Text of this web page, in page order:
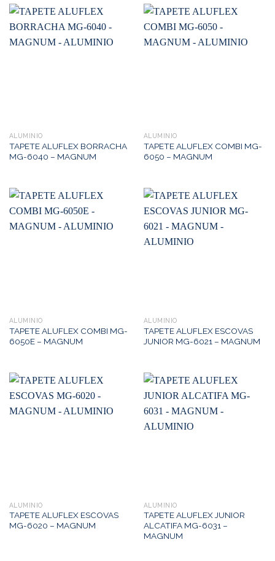
ALUMINIO
TAPETE ALUFLEX BORRACHA
MG-6040 – MAGNUM
ALUMINIO
TAPETE ALUFLEX COMBI MG-
6050 – MAGNUM
ALUMINIO
TAPETE ALUFLEX COMBI MG-
6050E – MAGNUM
ALUMINIO
TAPETE ALUFLEX ESCOVAS
JUNIOR MG-6021 – MAGNUM
ALUMINIO
TAPETE ALUFLEX ESCOVAS
MG-6020 – MAGNUM
ALUMINIO
TAPETE ALUFLEX JUNIOR
ALCATIFA MG-6031 –
MAGNUM